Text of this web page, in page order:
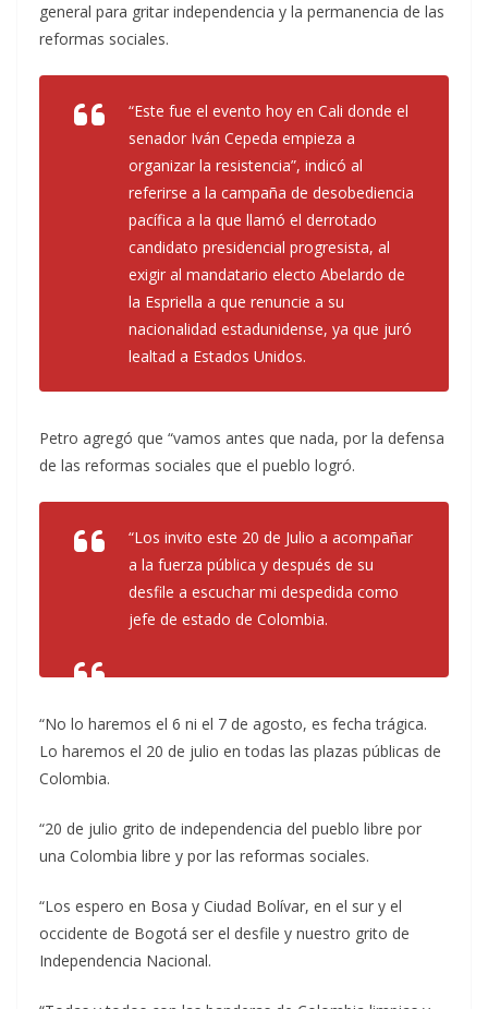
general para gritar independencia y la permanencia de las
reformas sociales.
“Este fue el evento hoy en Cali donde el
senador Iván Cepeda empieza a
organizar la resistencia”, indicó al
referirse a la campaña de desobediencia
pacífica a la que llamó el derrotado
candidato presidencial progresista, al
exigir al mandatario electo Abelardo de
la Espriella a que renuncie a su
nacionalidad estadunidense, ya que juró
lealtad a Estados Unidos.
Petro agregó que “vamos antes que nada, por la defensa
de las reformas sociales que el pueblo logró.
“Los invito este 20 de Julio a acompañar
a la fuerza pública y después de su
desfile a escuchar mi despedida como
jefe de estado de Colombia.
“No lo haremos el 6 ni el 7 de agosto, es fecha trágica.
Lo haremos el 20 de julio en todas las plazas públicas de
Colombia.
“20 de julio grito de independencia del pueblo libre por
una Colombia libre y por las reformas sociales.
“Los espero en Bosa y Ciudad Bolívar, en el sur y el
occidente de Bogotá ser el desfile y nuestro grito de
Independencia Nacional.